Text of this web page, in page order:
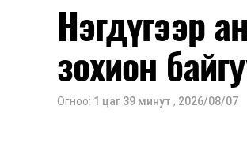
Нэгдүгээр
зохион
Огноо: 1 цаг 39 минут , 2026/08/07